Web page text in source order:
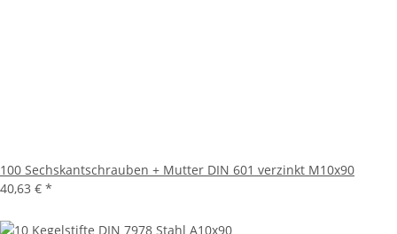
100 Sechskantschrauben + Mutter DIN 601 verzinkt M10x90
40,63 € *